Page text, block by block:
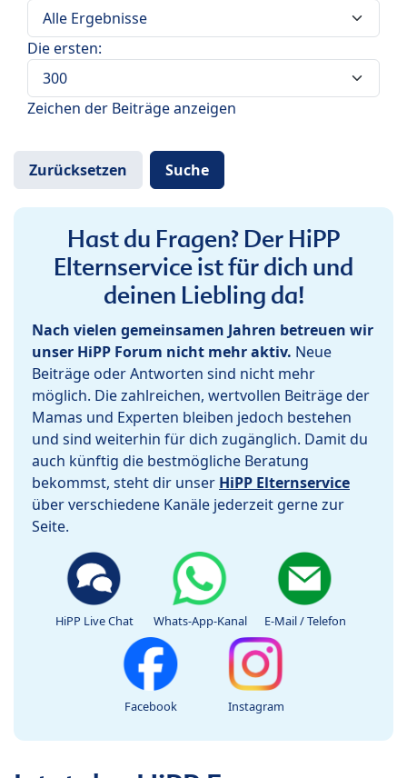
Die ersten:
Zeichen der Beiträge anzeigen
Hast du Fragen? Der HiPP
Elternservice ist für dich und
deinen Liebling da!
Nach vielen gemeinsamen Jahren betreuen wir
unser HiPP Forum nicht mehr aktiv. Neue
Beiträge oder Antworten sind nicht mehr
möglich. Die zahlreichen, wertvollen Beiträge der
Mamas und Experten bleiben jedoch bestehen
und sind weiterhin für dich zugänglich. Damit du
auch künftig die bestmögliche Beratung
bekommst, steht dir unser HiPP Elternservice
über verschiedene Kanäle jederzeit gerne zur
Seite.
HiPP Live Chat Whats-App-Kanal E-Mail / Telefon
Facebook Instagram